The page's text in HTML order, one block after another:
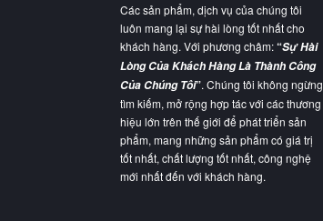
Các sản phẩm, dịch vụ của chúng tôi
luôn mang lại sự hài lòng tốt nhất cho
khách hàng. Với phương châm:“Sự Hài
Lòng Của Khách Hàng Là Thành Công
Của Chúng Tôi”. Chúng tôi không ngừng
tìm kiếm, mở rộng hợp tác với các thương
hiệu lớn trên thế giới để phát triển sản
phẩm, mang những sản phẩm có giá trị
tốt nhất, chất lượng tốt nhất, công nghệ
mới nhất đến với khách hàng.